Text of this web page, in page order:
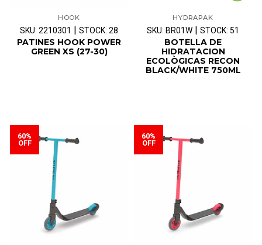
HOOK
SKU: 2210301 | STOCK: 28
PATINES HOOK POWER
GREEN XS (27-30)
HYDRAPAK
SKU: BR01W | STOCK: 51
BOTELLA DE
HIDRATACION
ECOLÒGICAS RECON
BLACK/WHITE 750ML
60%
OFF
60%
OFF